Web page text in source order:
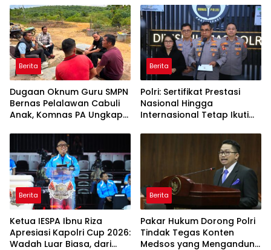
Berita
Dugaan Oknum Guru SMPN
Bernas Pelalawan Cabuli
Anak, Komnas PA Ungkap
Polres Sejak Juli
Berita
Polri: Sertifikat Prestasi
Nasional Hingga
Internasional Tetap Ikuti
Rekrutmen Polri
Berita
Ketua IESPA Ibnu Riza
Apresiasi Kapolri Cup 2026:
Wadah Luar Biasa, dari
Berita
Pakar Hukum Dorong Polri
Tindak Tegas Konten
Medsos yang Mengandung